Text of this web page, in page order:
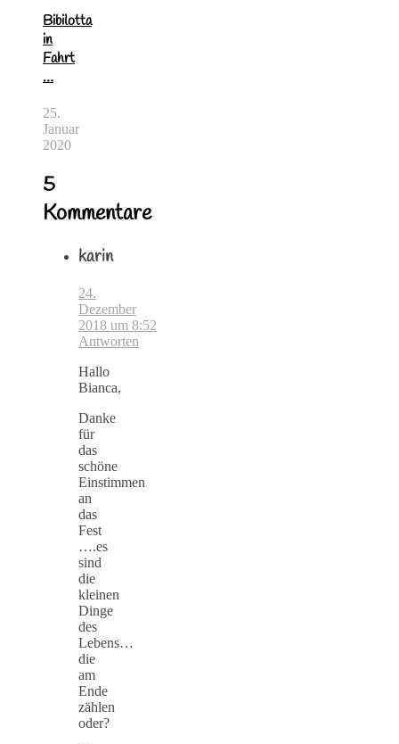
Bibilotta
in
Fahrt
…
25.
Januar
2020
5
Kommentare
karin
24.
Dezember
2018 um 8:52
Antworten
Hallo
Bianca,
Danke
für
das
schöne
Einstimmen
an
das
Fest
….es
sind
die
kleinen
Dinge
des
Lebens…
die
am
Ende
zählen
oder?